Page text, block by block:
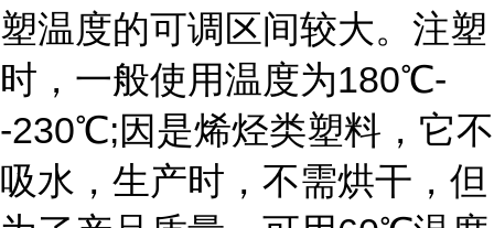
塑温度的可调区间较大。注塑
时，一般使用温度为180℃-
-230℃;因是烯烃类塑料，它不
吸水，生产时，不需烘干，但